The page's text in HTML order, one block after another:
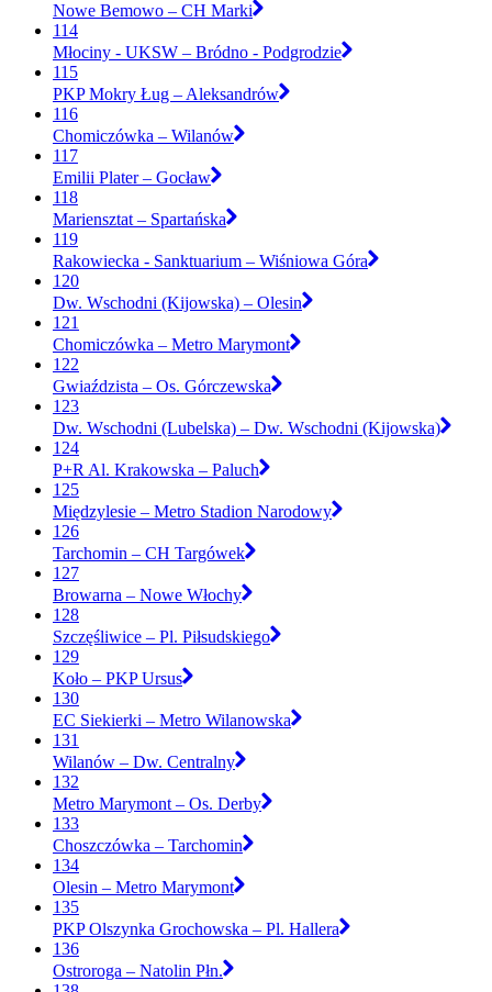
Nowe Bemowo – CH Marki
114
Młociny - UKSW – Bródno - Podgrodzie
115
PKP Mokry Ług – Aleksandrów
116
Chomiczówka – Wilanów
117
Emilii Plater – Gocław
118
Mariensztat – Spartańska
119
Rakowiecka - Sanktuarium – Wiśniowa Góra
120
Dw. Wschodni (Kijowska) – Olesin
121
Chomiczówka – Metro Marymont
122
Gwiaździsta – Os. Górczewska
123
Dw. Wschodni (Lubelska) – Dw. Wschodni (Kijowska)
124
P+R Al. Krakowska – Paluch
125
Międzylesie – Metro Stadion Narodowy
126
Tarchomin – CH Targówek
127
Browarna – Nowe Włochy
128
Szczęśliwice – Pl. Piłsudskiego
129
Koło – PKP Ursus
130
EC Siekierki – Metro Wilanowska
131
Wilanów – Dw. Centralny
132
Metro Marymont – Os. Derby
133
Choszczówka – Tarchomin
134
Olesin – Metro Marymont
135
PKP Olszynka Grochowska – Pl. Hallera
136
Ostroroga – Natolin Płn.